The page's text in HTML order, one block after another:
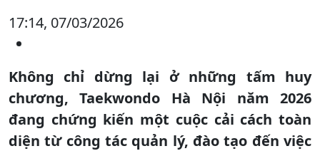
17:14, 07/03/2026
Không chỉ dừng lại ở những tấm huy
chương, Taekwondo Hà Nội năm 2026
đang chứng kiến một cuộc cải cách toàn
diện từ công tác quản lý, đào tạo đến việc